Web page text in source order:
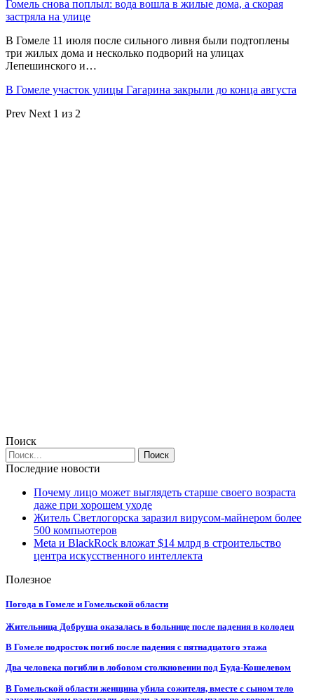
Гомель снова поплыл: вода вошла в жилые дома, а скорая
застряла на улице
В Гомеле 11 июля после сильного ливня были подтоплены
три жилых дома и несколько подворий на улицах
Лепешинского и…
В Гомеле участок улицы Гагарина закрыли до конца августа
Prev Next 1 из 2
Поиск
Последние новости
Почему лицо может выглядеть старше своего возраста
даже при хорошем уходе
Житель Светлогорска заразил вирусом-майнером более
500 компьютеров
Meta и BlackRock вложат $14 млрд в строительство
центра искусственного интеллекта
Полезное
Погода в Гомеле и Гомельской области
Жительница Добруша оказалась в больнице после падения в колодец
В Гомеле подросток погиб после падения с пятнадцатого этажа
Два человека погибли в лобовом столкновении под Буда-Кошелевом
В Гомельской области женщина убила сожителя, вместе с сыном тело